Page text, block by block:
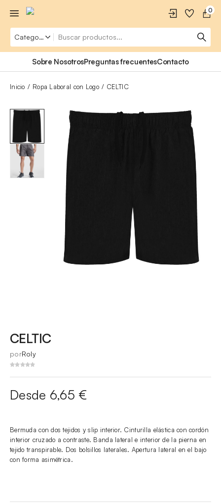
0
Sobre NosotrosPreguntas frecuentesContacto
Inicio Ropa Laboral con Logo CELTIC
CELTIC
porRoly
Desde 6,65 €
Bermuda con dos tejidos y slip interior. Cinturilla elástica con cordón
interior cruzado a contraste. Banda lateral e interior de la pierna en
tejido transpirable. Dos bolsillos laterales. Apertura lateral en el bajo
con forma asimétrica.